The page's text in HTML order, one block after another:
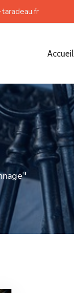
Accueil